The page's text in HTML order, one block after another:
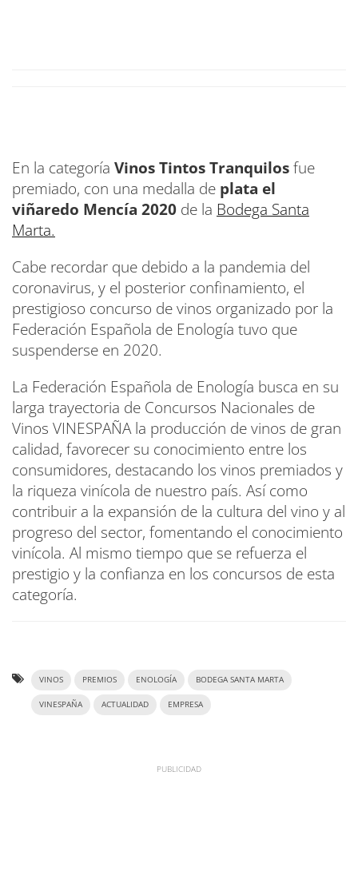
En la categoría Vinos Tintos Tranquilosfue
premiado, con una medalla de plata el
viñaredo Mencía 2020 de la Bodega Santa
Marta.
Cabe recordar que debido a la pandemia del
coronavirus, y el posterior confinamiento, el
prestigioso concurso de vinos organizado por la
Federación Española de Enología tuvo que
suspenderse en 2020.
La Federación Española de Enología busca en su
larga trayectoria de Concursos Nacionales de
Vinos VINESPAÑA la producción de vinos de gran
calidad, favorecer su conocimiento entre los
consumidores, destacando los vinos premiados y
la riqueza vinícola de nuestro país. Así como
contribuir a la expansión de la cultura del vino y al
progreso del sector, fomentando el conocimiento
vinícola. Al mismo tiempo que se refuerza el
prestigio y la confianza en los concursos de esta
categoría.
VINOS PREMIOS ENOLOGÍA BODEGA SANTA MARTA
VINESPAÑA ACTUALIDAD EMPRESA